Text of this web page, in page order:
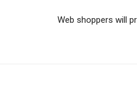
Web shoppers will